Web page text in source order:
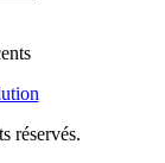
réservés.